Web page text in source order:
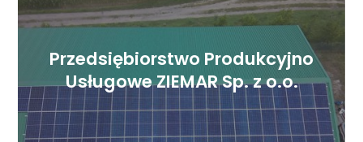
Przedsiębiorstwo Produkcyjno
Usługowe ZIEMAR Sp. z o.o.